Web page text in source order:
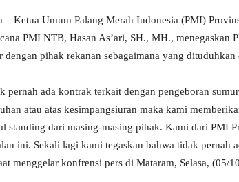
– Ketua Umum Palang Merah Indonesia (PMI)
PMI NTB, Hasan As’ari, SH., MH.,
dengan pihak rekanan sebagaimana yang
pernah ada kontrak terkait dengan pengeboran
atau atas kesimpangsiuran maka kami
standing dari masing-masing pihak. Kami dari PMI
ini. Sekali lagi kami tegaskan bahwa tidak pernah
menggelar konfrensi pers di Mataram, Selasa, (05/